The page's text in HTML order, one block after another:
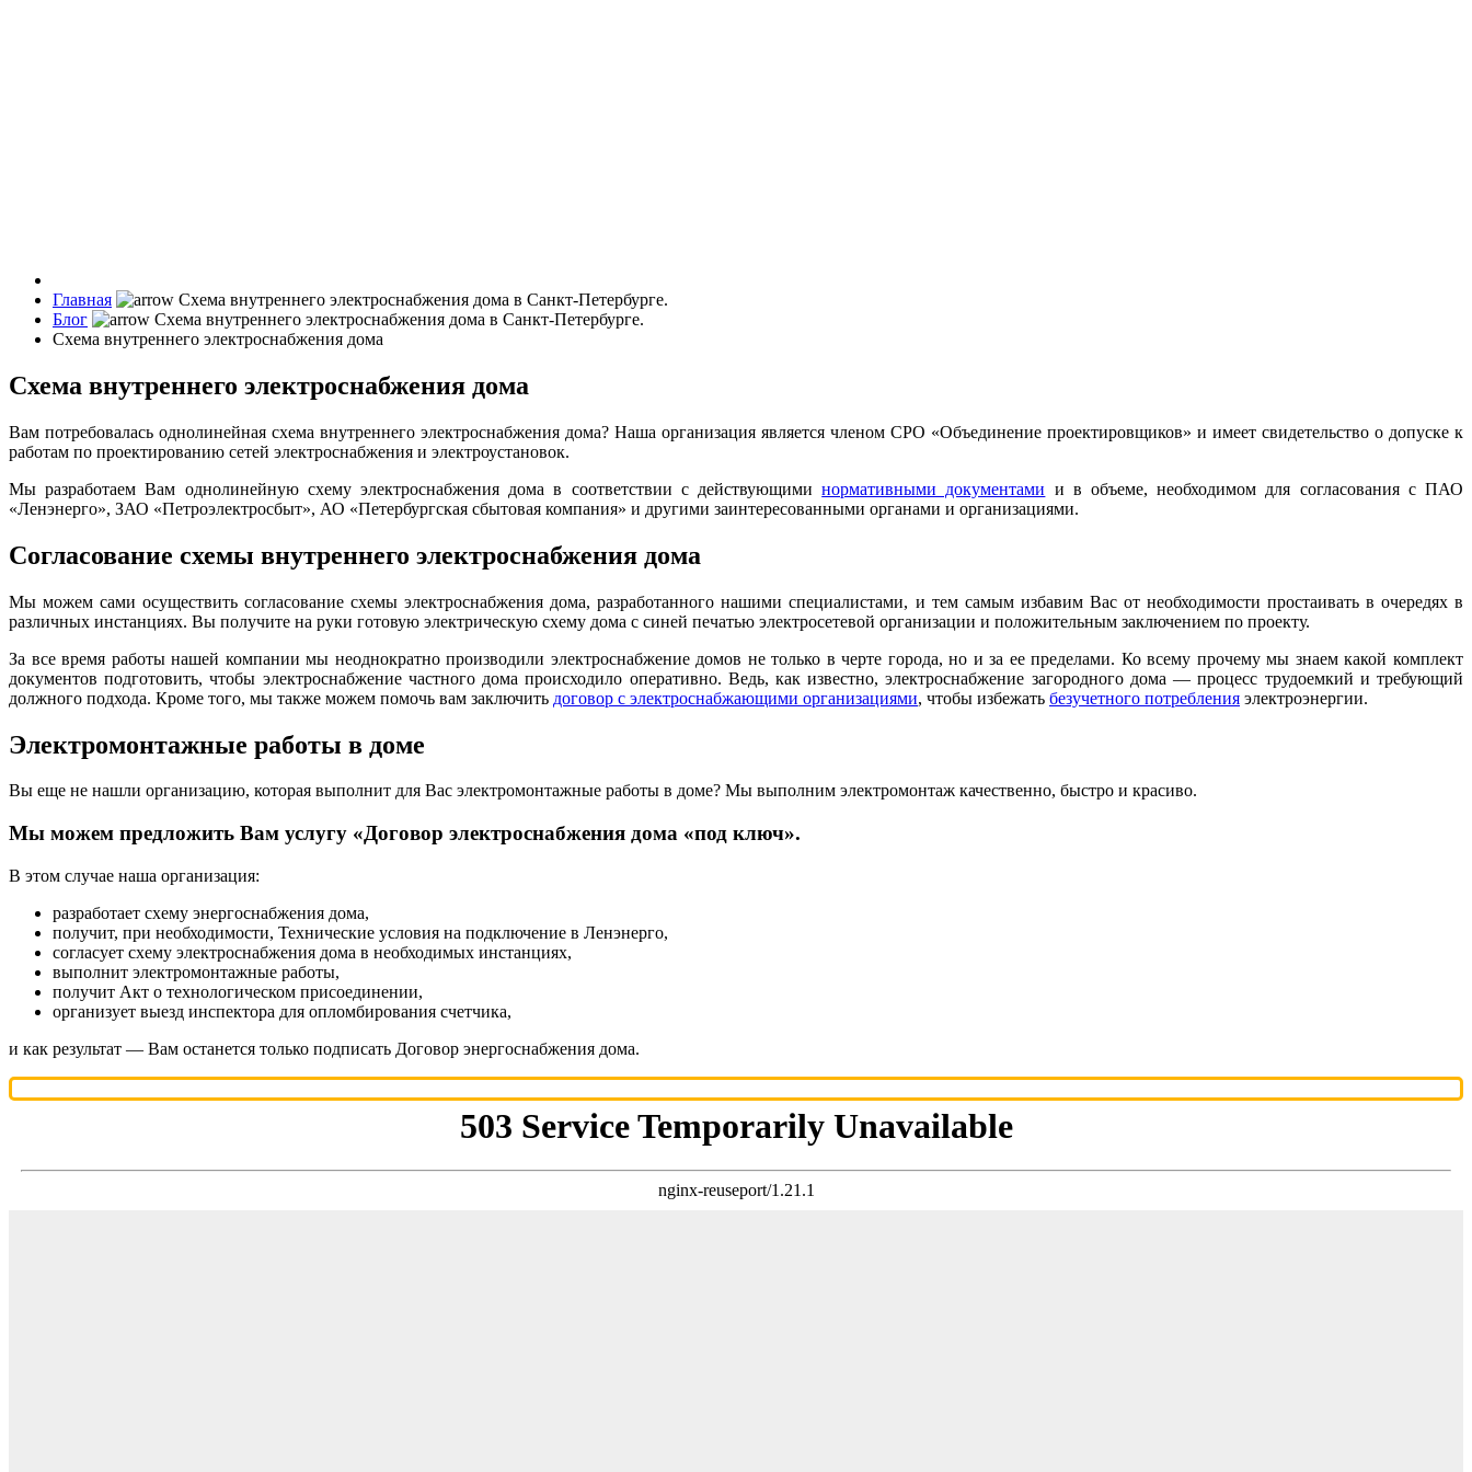
Главная
Блог
Схема внутреннего электроснабжения дома
Схема внутреннего электроснабжения дома
Вам потребовалась однолинейная схема внутреннего электроснабжения дома? Наша организация является членом СРО «Объединение проектировщиков» и имеет свидетельство о допуске к
работам по проектированию сетей электроснабжения и электроустановок.
Мы разработаем Вам однолинейную схему электроснабжения дома в соответствии с действующиминормативными документами и в объеме, необходимом для согласования с ПАО
«Ленэнерго», ЗАО «Петроэлектросбыт», АО «Петербургская сбытовая компания» и другими заинтересованными органами и организациями.
Согласование схемы внутреннего электроснабжения дома
Мы можем сами осуществить согласование схемы электроснабжения дома, разработанного нашими специалистами, и тем самым избавим Вас от необходимости простаивать в очередях в
различных инстанциях. Вы получите на руки готовую электрическую схему дома с синей печатью электросетевой организации и положительным заключением по проекту.
За все время работы нашей компании мы неоднократно производили электроснабжение домов не только в черте города, но и за ее пределами. Ко всему прочему мы знаем какой комплект
документов подготовить, чтобы электроснабжение частного дома происходило оперативно. Ведь, как известно, электроснабжение загородного дома — процесс трудоемкий и требующий
должного подхода. Кроме того, мы также можем помочь вам заключить договор с электроснабжающими организациями, чтобы избежать безучетного потребления электроэнергии.
Электромонтажные работы в доме
Вы еще не нашли организацию, которая выполнит для Вас электромонтажные работы в доме? Мы выполним электромонтаж качественно, быстро и красиво.
Мы можем предложить Вам услугу «Договор электроснабжения дома «под ключ».
В этом случае наша организация:
разработает схему энергоснабжения дома,
получит, при необходимости, Технические условия на подключение в Ленэнерго,
согласует схему электроснабжения дома в необходимых инстанциях,
выполнит электромонтажные работы,
получит Акт о технологическом присоединении,
организует выезд инспектора для опломбирования счетчика,
и как результат — Вам останется только подписать Договор энергоснабжения дома.